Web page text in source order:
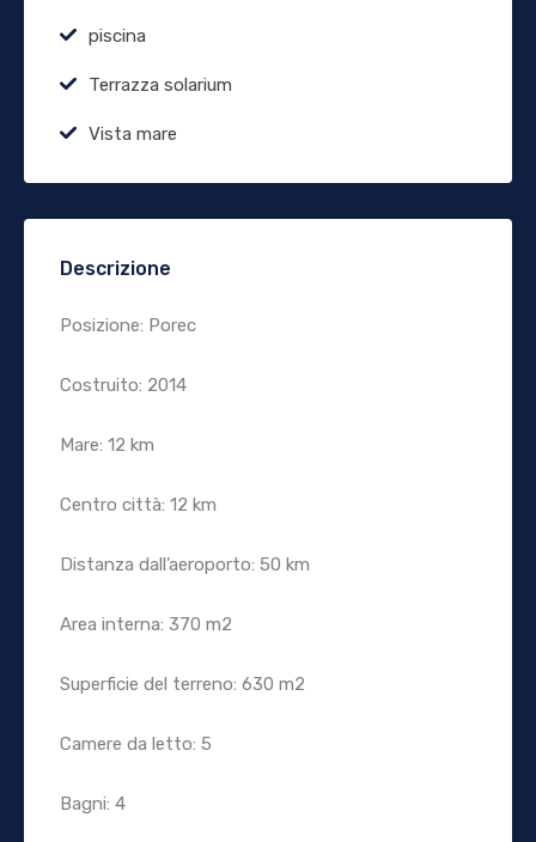
piscina
Terrazza solarium
Vista mare
Descrizione
Posizione: Porec
Costruito: 2014
Mare: 12 km
Centro città: 12 km
Distanza dall’aeroporto: 50 km
Area interna: 370 m2
Superficie del terreno: 630 m2
Camere da letto: 5
Bagni: 4